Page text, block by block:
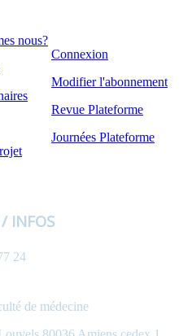
nous?
Connexion
Modifier l'abonnement
Revue Plateforme
Journées Plateforme
INFOS
24
de médecine